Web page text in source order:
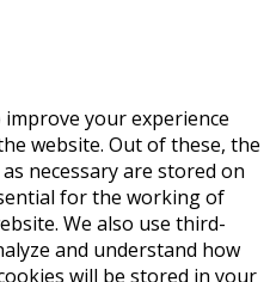
your experience
website. Out of these, the
necessary are stored on
for the working of
We also use third-
and understand how
will be stored in your